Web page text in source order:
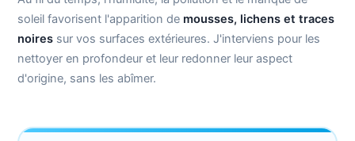
soleil favorisent l'apparition de mousses, lichens et traces
noires sur vos surfaces extérieures. J'interviens pour les
nettoyer en profondeur et leur redonner leur aspect
d'origine, sans les abîmer.